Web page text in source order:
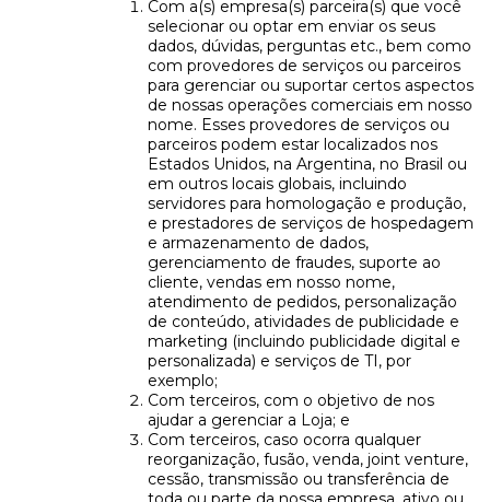
Com a(s) empresa(s) parceira(s) que você
selecionar ou optar em enviar os seus
dados, dúvidas, perguntas etc., bem como
com provedores de serviços ou parceiros
para gerenciar ou suportar certos aspectos
de nossas operações comerciais em nosso
nome. Esses provedores de serviços ou
parceiros podem estar localizados nos
Estados Unidos, na Argentina, no Brasil ou
em outros locais globais, incluindo
servidores para homologação e produção,
e prestadores de serviços de hospedagem
e armazenamento de dados,
gerenciamento de fraudes, suporte ao
cliente, vendas em nosso nome,
atendimento de pedidos, personalização
de conteúdo, atividades de publicidade e
marketing (incluindo publicidade digital e
personalizada) e serviços de TI, por
exemplo;
Com terceiros, com o objetivo de nos
ajudar a gerenciar a Loja; e
Com terceiros, caso ocorra qualquer
reorganização, fusão, venda, joint venture,
cessão, transmissão ou transferência de